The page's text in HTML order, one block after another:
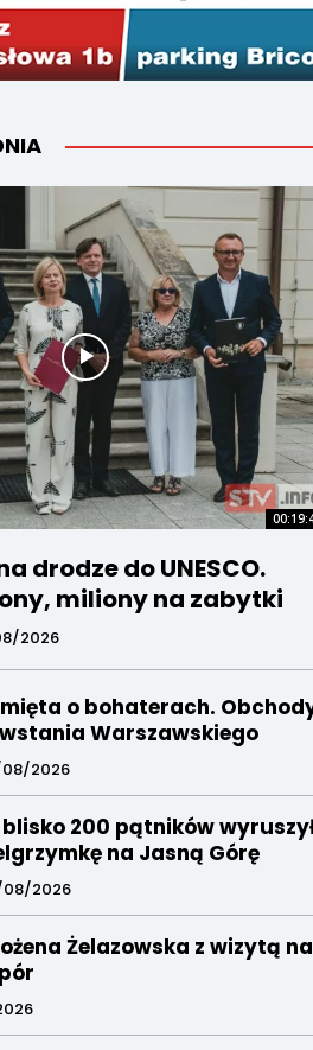
drodze do UNESCO.
miliony na zabytki
2026
o bohaterach.
Warszawskiego
2026
200 pątników
na Jasną Górę
2026
Żelazowska z wizytą na